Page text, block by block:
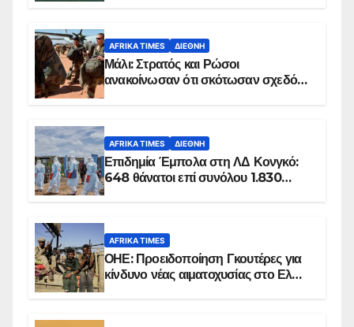
AFRIKA TIMES ΔΙΕΘΝΉ
Μάλι: Στρατός και Ρώσοι
ανακοίνωσαν ότι σκότωσαν σχεδόν
AFRIKA TIMES ΔΙΕΘΝΉ
Επιδημία Έμπολα στη ΛΔ Κονγκό:
648 θάνατοι επί συνόλου 1.830
AFRIKA TIMES
ΟΗΕ: Προειδοποίηση Γκουτέρες για
κίνδυνο νέας αιματοχυσίας στο Ελ